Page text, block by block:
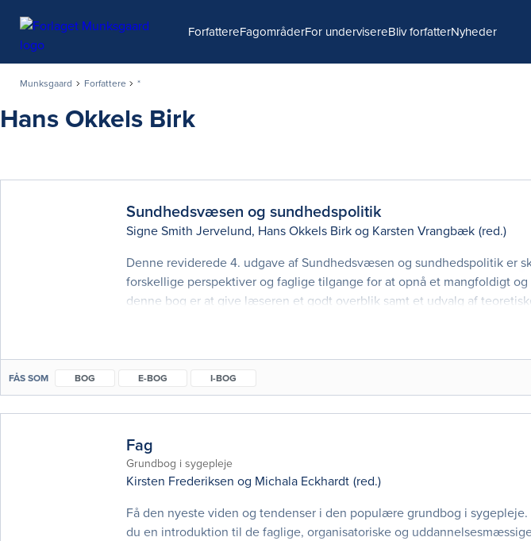
ForfattereFagområderFor undervisereBliv forfatterNyheder
Munksgaard Forfattere *
Hans Okkels Birk
Sundhedsvæsen og sundhedspolitik
Signe Smith Jervelund, Hans Okkels Birk og Karsten Vrangbæk (red.)
Denne reviderede 4. udgave af Sundhedsvæsen og sundhedspolitik er
forskellige perspektiver og faglige tilgange for at opnå et mangfoldigt
denne bog er at give læseren et godt overblik samt et udvalg af
FÅS SOM BOG E-BOG I-BOG
Fag
Grundbog i sygepleje
Kirsten Frederiksen og Michala Eckhardt (red.)
Få den nyeste viden og tendenser i den populære grundbog i
du en introduktion til de faglige, organisatoriske og